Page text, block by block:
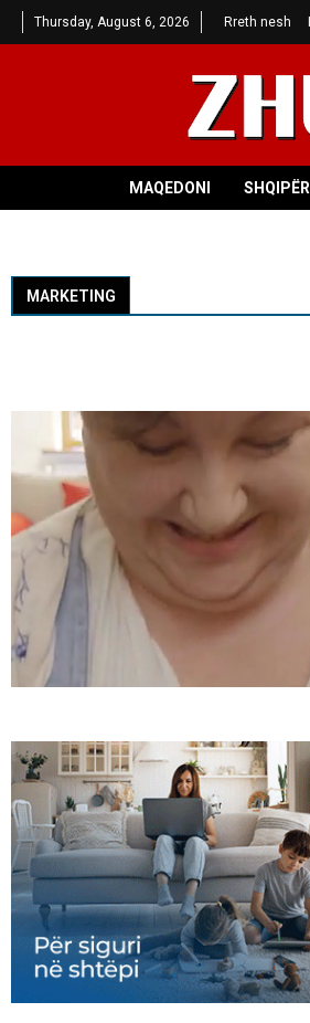
Thursday, August 6, 2026 Rreth nesh
MAQEDONI SHQIPËRI
MARKETING